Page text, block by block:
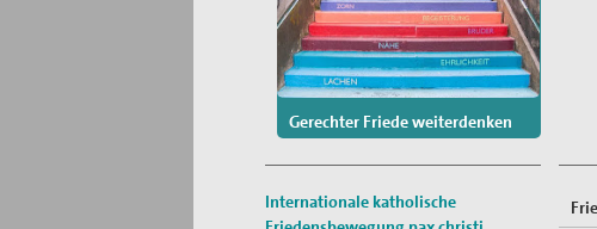
Gerechter Friede weiterdenken
Internationale katholische